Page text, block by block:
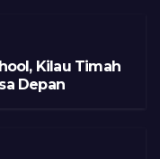
Kilau Timah
Depan